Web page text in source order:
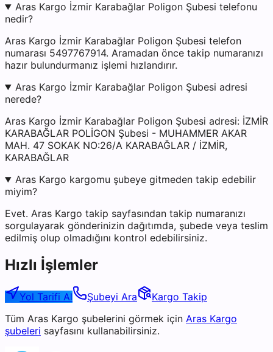
Aras Kargo İzmir Karabağlar Poligon Şubesi telefonu
nedir?
Aras Kargo İzmir Karabağlar Poligon Şubesi telefon
numarası 5497767914. Aramadan önce takip numaranızı
hazır bulundurmanız işlemi hızlandırır.
Aras Kargo İzmir Karabağlar Poligon Şubesi adresi
nerede?
Aras Kargo İzmir Karabağlar Poligon Şubesi adresi: İZMİR
KARABAĞLAR POLİGON Şubesi - MUHAMMER AKAR
MAH. 47 SOKAK NO:26/A KARABAĞLAR / İZMİR,
KARABAĞLAR
Aras Kargo kargomu şubeye gitmeden takip edebilir
miyim?
Evet. Aras Kargo takip sayfasından takip numaranızı
sorgulayarak gönderinizin dağıtımda, şubede veya teslim
edilmiş olup olmadığını kontrol edebilirsiniz.
Hızlı İşlemler
Yol Tarifi Al Şubeyi Ara
Kargo Takip
Tüm Aras Kargo şubelerini görmek için Aras Kargo
şubeleri sayfasını kullanabilirsiniz.